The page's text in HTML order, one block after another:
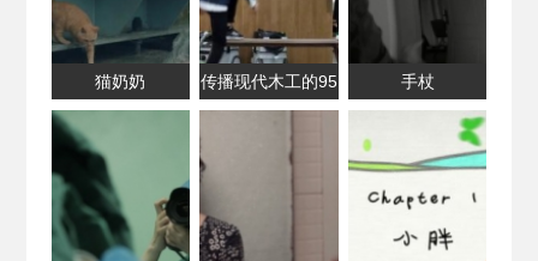
猫奶奶
传播现代木工的95
手杖